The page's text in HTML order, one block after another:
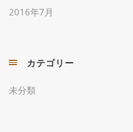
2016年7月
カテゴリー
未分類